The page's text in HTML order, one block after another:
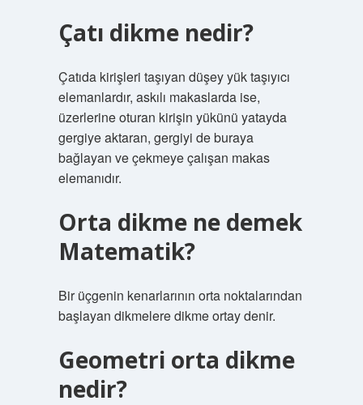
Çatı dikme nedir?
Çatıda kirişleri taşıyan düşey yük taşıyıcı
elemanlardır, askılı makaslarda ise,
üzerlerine oturan kirişin yükünü yatayda
gergiye aktaran, gergiyi de buraya
bağlayan ve çekmeye çalışan makas
elemanıdır.
Orta dikme ne demek
Matematik?
Bir üçgenin kenarlarının orta noktalarından
başlayan dikmelere dikme ortay denir.
Geometri orta dikme
nedir?